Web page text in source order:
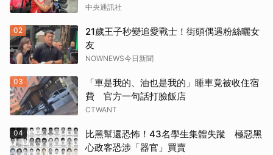
中央通訊社
02
21歲王子秒變追愛戰士！街頭偶遇粉絲曬女
友
NOWNEWS今日新聞
03
「車是我的、油也是我的」睡車竟被收住宿
費 官方一句話打臉飯店
CTWANT
04
比黑幫還恐怖！43名學生集體失蹤 極惡黑
心政客恐涉「器官」買賣